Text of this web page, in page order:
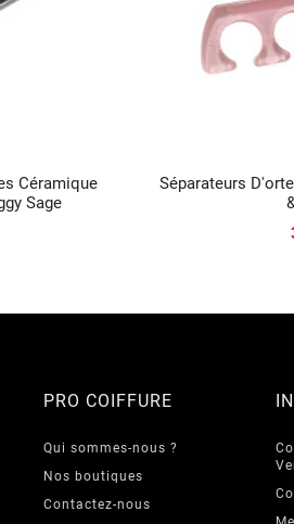
Céramique
Sage

Séparateurs
PRO COIFFURE
Qui sommes-nous ?
Nos boutiques
Contactez-nous